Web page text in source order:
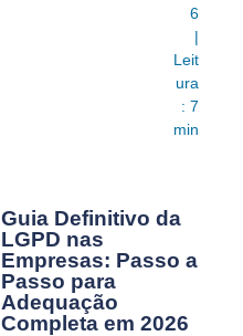
6
|
Leit
ura
: 7
min
Guia Definitivo da
LGPD nas
Empresas: Passo a
Passo para
Adequação
Completa em 2026